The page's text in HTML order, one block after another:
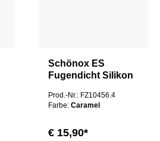
Schönox ES
Fugendicht Silikon
Keramik
Prod.-Nr.: FZ10456.4
Farbe: Caramel
€ 15,90*